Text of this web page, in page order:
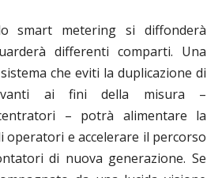
smart metering si diffonderà
differenti comparti. Una
che eviti la duplicazione di
ai fini della misura –
– potrà alimentare la
operatori e accelerare il percorso
di nuova generazione. Se